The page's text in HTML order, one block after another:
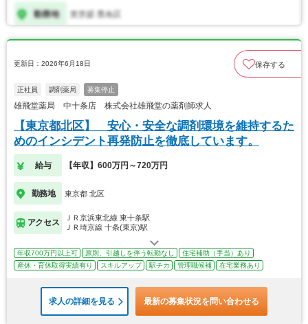
更新日：2026年6月18日 保存する
正社員 調剤薬局 募集停止
雄飛堂薬局 中十条店 株式会社雄飛堂の薬剤師求人
【東京都北区】 安心・安全な調剤環境を維持するた
めのインシデント再発防止を徹底しています。
給与 【年収】600万円～720万円
勤務地 東京都 北区
アクセス
ＪＲ京浜東北線 東十条駅
ＪＲ埼京線 十条(東京)駅
年収700万円以上可 原則、引越しを伴う転勤なし
住宅補助（手当）あり
産休・育休取得実績有り
スキルアップ 駅チカ 管理職候補 在宅業務あり
求人の詳細を見る 最新の募集状況を問い合わせる